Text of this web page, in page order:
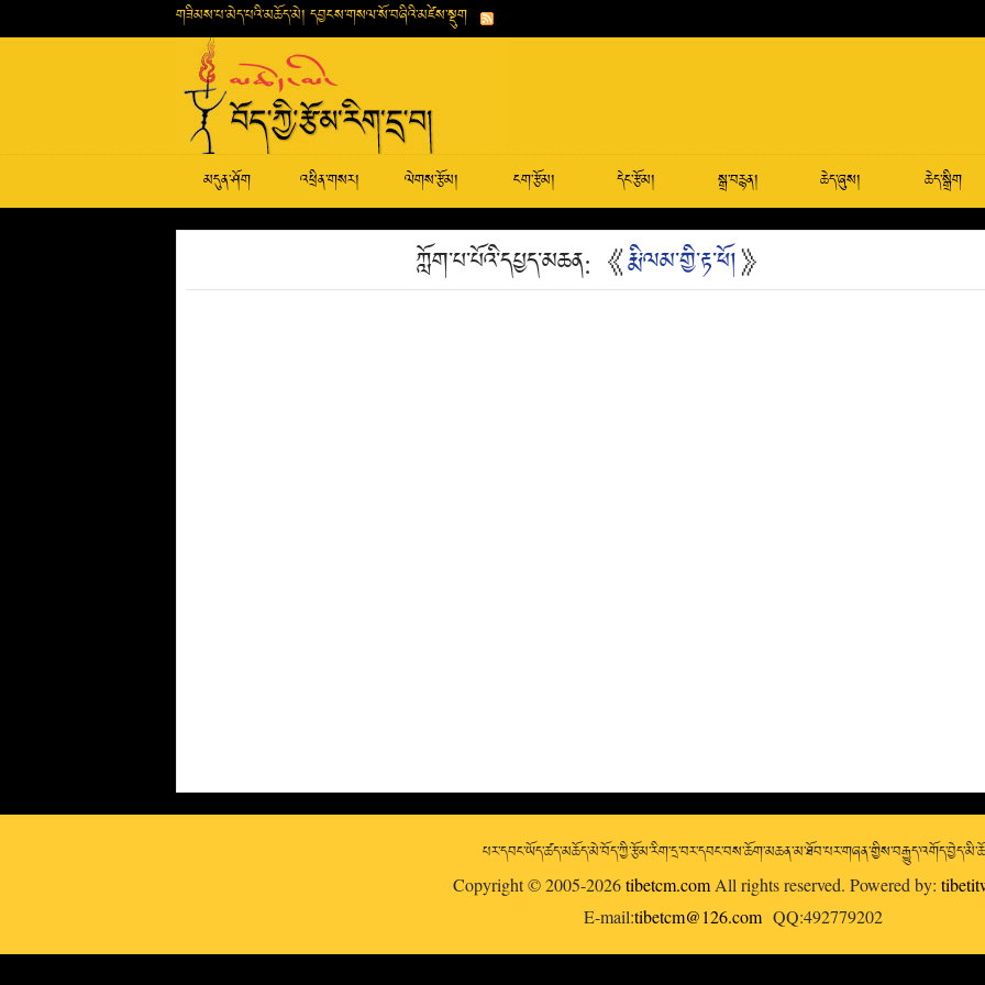
གཟིམས་པ་མེད་པའི་མཆོད་མེ། དབྱངས་གསལ་སོ་བཞིའི་མཛེས་སྡུག
མདུན་ཤོག འཕྲིན་གསར། ལེགས་རྩོམ། ངག་རྩོམ། དེང་རྩོམ། སྒྲ་བརྙན། ཆེད་ཞུས། ཆེད་སྒྲིག
ཀློག་པ་པོའི་དཔྱད་མཆན: 《རྨི་ལམ་གྱི་རྟ་ཕོ།》
Copyright © 2005-2026tibetcm.comAll rights reserved. Powered by:
E-mail:tibetcm@126.com QQ:492779202